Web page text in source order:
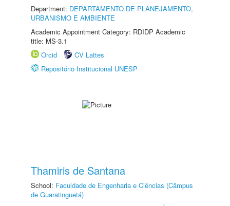
Department: DEPARTAMENTO DE PLANEJAMENTO,
URBANISMO E AMBIENTE
Academic Appointment Category: RDIDP Academic
title: MS-3.1
Orcid
CV Lattes
Repositório Institucional UNESP
Thamiris de Santana
School: Faculdade de Engenharia e Ciências (Câmpus
de Guaratinguetá)